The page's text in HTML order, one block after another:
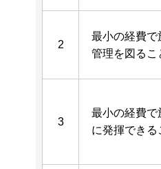
2
最小の経費で
管理を図るこ
3
最小の経費で
に発揮できる